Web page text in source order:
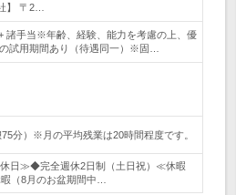
】 〒2…
諸手当※年齢、経験、能力を考慮の上、優
試用期間あり（待遇同一）※固…
分）※月の平均残業は20時間程度です。
休日≫◆完全週休2日制（土日祝）≪休暇
（8月のお盆期間中…